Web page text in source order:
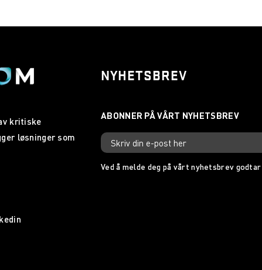
kritiske
løsninger som
NYHETSBREV
Ved å melde deg på vårt nyhetsbrev